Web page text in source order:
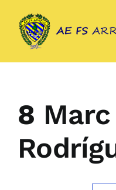
content
8